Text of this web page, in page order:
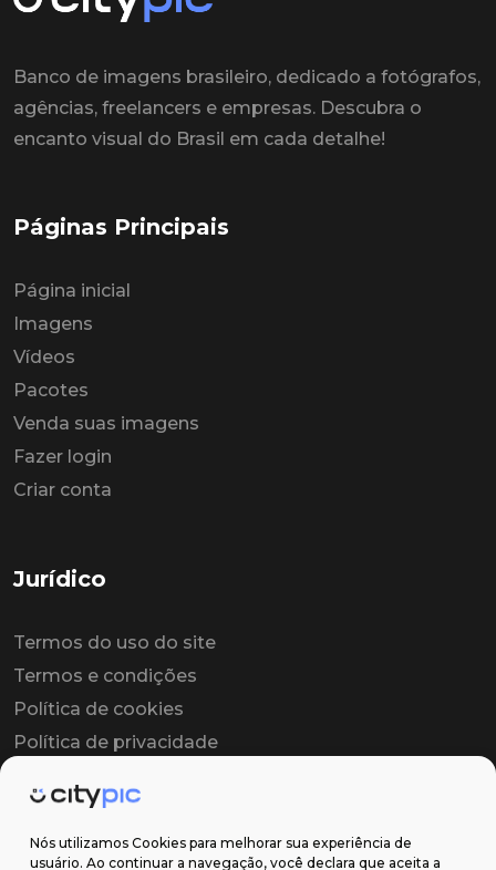
Nós utilizamos Cookies para melhorar sua experiência de
usuário. Ao continuar a navegação, você declara que aceita a
Banco de imagens brasileiro, dedicado a fotógrafos,
agências, freelancers e empresas. Descubra o
encanto visual do Brasil em cada detalhe!
Páginas Principais
Página inicial
Imagens
Vídeos
Pacotes
Venda suas imagens
Fazer login
Criar conta
Jurídico
Termos do uso do site
Termos e condições
Política de cookies
Política de privacidade
Contrato de licença